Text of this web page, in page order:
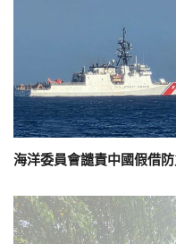
海洋委員會譴責中國假借